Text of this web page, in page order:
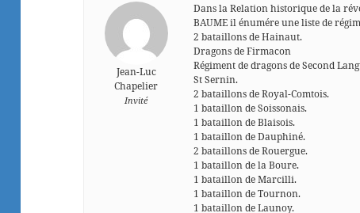
Jean-Luc
Chapelier
Invité
Dans la Relation historique de la
BAUME il énumére une liste de
2 bataillons de Hainaut.
Dragons de Firmacon
Régiment de dragons de Second
St Sernin.
2 bataillons de Royal-Comtois.
1 bataillon de Soissonais.
1 bataillon de Blaisois.
1 bataillon de Dauphiné.
2 bataillons de Rouergue.
1 bataillon de la Boure.
1 bataillon de Marcilli.
1 bataillon de Tournon.
1 bataillon de Launoy.